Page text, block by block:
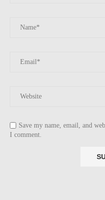
Save my name, email, and
I comment.